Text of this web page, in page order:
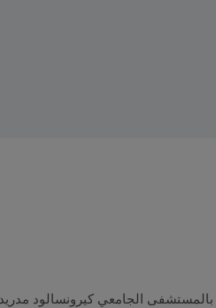
الجامعي كيرونسالود مدريد